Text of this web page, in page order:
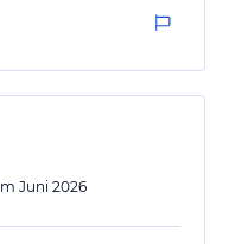
Kopfkissen sorgten
ist die Aussicht
das Personal immer
lieben Dank für
Juni 2026